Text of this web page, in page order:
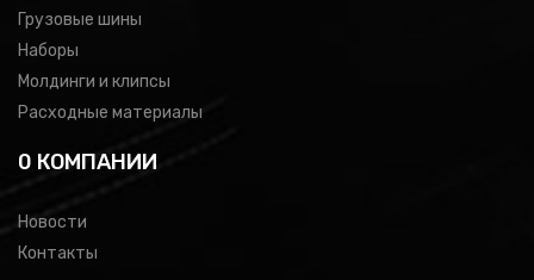
Грузовые шины
Наборы
Молдинги и клипсы
Расходные материалы
0 КОМПАНИИ
Новости
Контакты